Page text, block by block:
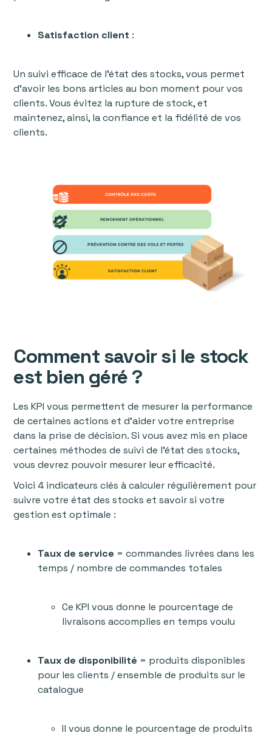
Satisfaction client :
Un suivi efficace de l’état des stocks, vous permet
d’avoir les bons articles au bon moment pour vos
clients. Vous évitez la rupture de stock, et
maintenez, ainsi, la confiance et la fidélité de vos
clients.
Comment savoir si le stock
est bien géré ?
Les KPI vous permettent de mesurer la performance
de certaines actions et d’aider votre entreprise
dans la prise de décision. Si vous avez mis en place
certaines méthodes de suivi de l’état des stocks,
vous devrez pouvoir mesurer leur efficacité.
Voici 4 indicateurs clés à calculer régulièrement pour
suivre votre état des stocks et savoir si votre
gestion est optimale :
Taux de service = commandes livrées dans les
temps / nombre de commandes totales
Ce KPI vous donne le pourcentage de
livraisons accomplies en temps voulu
Taux de disponibilité = produits disponibles
pour les clients / ensemble de produits sur le
catalogue
Il vous donne le pourcentage de produits